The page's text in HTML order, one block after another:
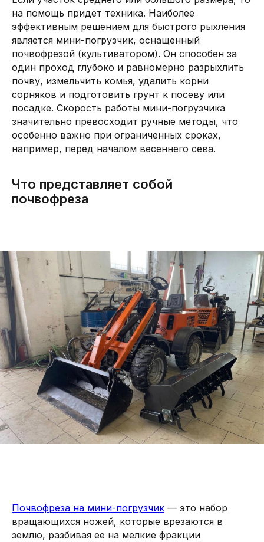
на помощь придет техника. Наиболее
эффективным решением для быстрого рыхления
является мини-погрузчик, оснащенный
почвофрезой (культиватором). Он способен за
один проход глубоко и равномерно разрыхлить
почву, измельчить комья, удалить корни
сорняков и подготовить грунт к посеву или
посадке. Скорость работы мини-погрузчика
значительно превосходит ручные методы, что
особенно важно при ограниченных сроках,
например, перед началом весеннего сева.
Что представляет собой
почвофреза
Почвофреза на мини-погрузчик — это набор
вращающихся ножей, которые врезаются в
землю, разбивая ее на мелкие фракции